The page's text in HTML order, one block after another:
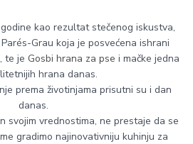
kao rezultat stečenog iskustva,
Grau koja je posvećena ishrani
te je Gosbi hrana za pse i mačke jedna
hrana danas.
prema životinjama prisutni su i dan
danas.
svojim vrednostima, ne prestaje da se
gradimo najinovativniju kuhinju za